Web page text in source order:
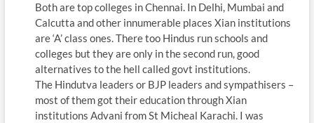
Both are top colleges in Chennai. In Delhi, Mumbai and
Calcutta and other innumerable places Xian institutions
are ‘A’ class ones. There too Hindus run schools and
colleges but they are only in the second run, good
alternatives to the hell called govt institutions.
The Hindutva leaders or BJP leaders and sympathisers –
most of them got their education through Xian
institutions Advani from St Micheal Karachi. I was